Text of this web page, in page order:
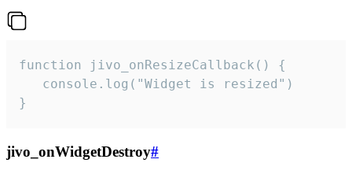
function jivo_onResizeCallback() {
   console.log("Widget is resized")
}
jivo_onWidgetDestroy#